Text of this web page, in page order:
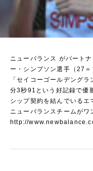
ニューバランス がパート
ー・シンプソン選手（27
「セイコーゴールデング
分3秒91という好記録で優
シップ契約を結んでいるエ
ニューバランスチームがワ
http://